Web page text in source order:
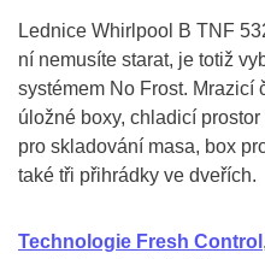
Lednice Whirlpool B TNF
ní nemusíte starat, je totiž
systémem No Frost. Mrazicí
úložné boxy, chladicí
pro skladování masa, box
také tři přihrádky ve dveřích.
Technologie Fresh Control